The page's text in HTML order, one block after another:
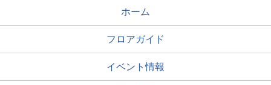
ホーム
フロアガイド
イベント情報